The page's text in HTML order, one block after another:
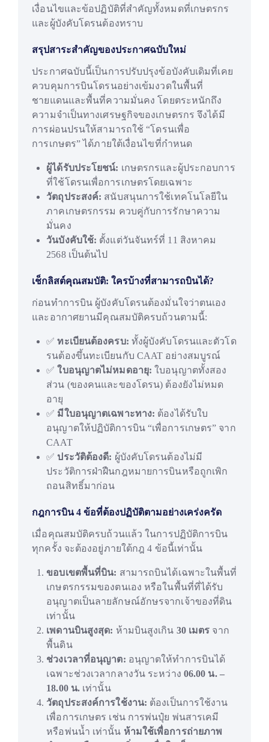
เงื่อนไขและข้อปฏิบัติที่สำคัญทั้งหมดที่เกษตรกร
และผู้บังคับโดรนต้องทราบ
สรุปสาระสำคัญของประกาศฉบับใหม่
ประกาศฉบับนี้เป็นการปรับปรุงข้อบังคับเดิมที่เคย
ควบคุมการบินโดรนอย่างเข้มงวดในพื้นที่
ชายแดนและพื้นที่ความมั่นคง โดยตระหนักถึง
ความจำเป็นทางเศรษฐกิจของเกษตรกร จึงได้มี
การผ่อนปรนให้สามารถใช้ “โดรนเพื่อ
การเกษตร” ได้ภายใต้เงื่อนไขที่กำหนด
ผู้ได้รับประโยชน์: เกษตรกรและผู้ประกอบการ
ที่ใช้โดรนเพื่อการเกษตรโดยเฉพาะ
วัตถุประสงค์: สนับสนุนการใช้เทคโนโลยีใน
ภาคเกษตรกรรม ควบคู่กับการรักษาความ
มั่นคง
วันบังคับใช้: ตั้งแต่วันจันทร์ที่ 11 สิงหาคม
2568 เป็นต้นไป
เช็กลิสต์คุณสมบัติ: ใครบ้างที่สามารถบินได้?
ก่อนทำการบิน ผู้บังคับโดรนต้องมั่นใจว่าตนเอง
และอากาศยานมีคุณสมบัติครบถ้วนตามนี้:
✅ทะเบียนต้องครบ: ทั้งผู้บังคับโดรนและตัวโด
รนต้องขึ้นทะเบียนกับ CAAT อย่างสมบูรณ์
✅ใบอนุญาตไม่หมดอายุ: ใบอนุญาตทั้งสอง
ส่วน (ของคนและของโดรน) ต้องยังไม่หมด
อายุ
✅ มีใบอนุญาตเฉพาะทาง: ต้องได้รับใบ
อนุญาตให้ปฏิบัติการบิน “เพื่อการเกษตร” จาก
CAAT
✅ ประวัติต้องดี: ผู้บังคับโดรนต้องไม่มี
ประวัติการฝ่าฝืนกฎหมายการบินหรือถูกเพิก
ถอนสิทธิ์มาก่อน
กฎการบิน 4 ข้อที่ต้องปฏิบัติตามอย่างเคร่งครัด
เมื่อคุณสมบัติครบถ้วนแล้ว ในการปฏิบัติการบิน
ทุกครั้ง จะต้องอยู่ภายใต้กฎ 4 ข้อนี้เท่านั้น
ขอบเขตพื้นที่บิน: สามารถบินได้เฉพาะในพื้นที่
เกษตรกรรมของตนเอง หรือในพื้นที่ที่ได้รับ
อนุญาตเป็นลายลักษณ์อักษรจากเจ้าของที่ดิน
เท่านั้น
เพดานบินสูงสุด: ห้ามบินสูงเกิน 30 เมตร จาก
พื้นดิน
ช่วงเวลาที่อนุญาต: อนุญาตให้ทำการบินได้
เฉพาะช่วงเวลากลางวัน ระหว่าง 06.00 น. –
18.00 น. เท่านั้น
วัตถุประสงค์การใช้งาน: ต้องเป็นการใช้งาน
เพื่อการเกษตร เช่น การพ่นปุ๋ย พ่นสารเคมี
หรือพ่นน้ำ เท่านั้น ห้ามใช้เพื่อการถ่ายภาพ